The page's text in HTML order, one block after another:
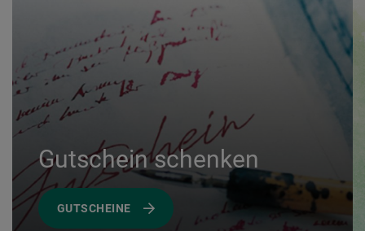
Gutschein schenken
GUTSCHEINE